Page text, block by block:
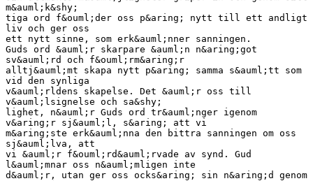
m&auml;k&shy;
tiga ord f&ouml;der oss p&aring; nytt till ett andligt
liv och ger oss
ett nytt sinne, som erk&auml;nner sanningen.
Guds ord &auml;r skarpare &auml;n n&aring;got
sv&auml;rd och f&ouml;rm&aring;r
alltj&auml;mt skapa nytt p&aring; samma s&auml;tt som
vid den synliga
v&auml;rldens skapelse. Det &auml;r oss till
v&auml;lsignelse och sa&shy;
lighet, n&auml;r Guds ord tr&auml;nger igenom
v&aring;r sj&auml;l, s&aring; att vi
m&aring;ste erk&auml;nna den bittra sanningen om oss
sj&auml;lva, att
vi &auml;r f&ouml;rd&auml;rvade av synd. Gud
l&auml;mnar oss n&auml;mligen inte
d&auml;r, utan ger oss ocks&aring; sin n&aring;d genom